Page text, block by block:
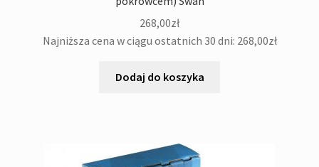
268,00zł
Najniższa cena w ciągu ostatnich 30 dni: 268,00zł
Dodaj do koszyka